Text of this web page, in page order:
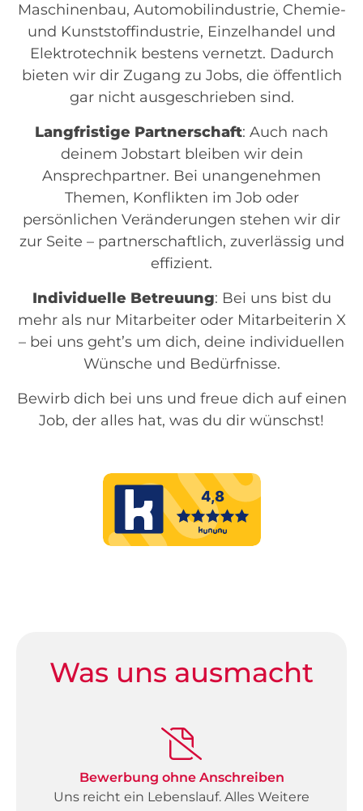
Maschinenbau, Automobilindustrie, Chemie-
und Kunststoffindustrie, Einzelhandel und
Elektrotechnik bestens vernetzt. Dadurch
bieten wir dir Zugang zu Jobs, die öffentlich
gar nicht ausgeschrieben sind.
Langfristige Partnerschaft: Auch nach
deinem Jobstart bleiben wir dein
Ansprechpartner. Bei unangenehmen
Themen, Konflikten im Job oder
persönlichen Veränderungen stehen wir dir
zur Seite – partnerschaftlich, zuverlässig und
effizient.
Individuelle Betreuung: Bei uns bist du
mehr als nur Mitarbeiter oder Mitarbeiterin X
– bei uns geht’s um dich, deine individuellen
Wünsche und Bedürfnisse.
Bewirb dich bei uns und freue dich auf einen
Job, der alles hat, was du dir wünschst!
Was uns ausmacht
Bewerbung ohne Anschreiben
Uns reicht ein Lebenslauf. Alles Weitere